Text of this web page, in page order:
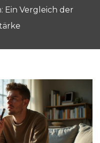
Ein Vergleich der